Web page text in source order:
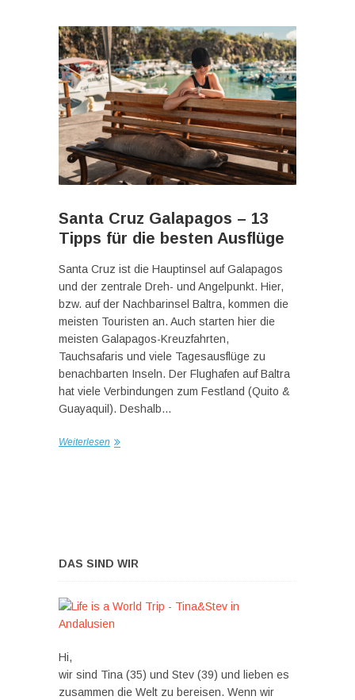
Santa Cruz Galapagos – 13
Tipps für die besten Ausflüge
Santa Cruz ist die Hauptinsel auf Galapagos
und der zentrale Dreh- und Angelpunkt. Hier,
bzw. auf der Nachbarinsel Baltra, kommen die
meisten Touristen an. Auch starten hier die
meisten Galapagos-Kreuzfahrten,
Tauchsafaris und viele Tagesausflüge zu
benachbarten Inseln. Der Flughafen auf Baltra
hat viele Verbindungen zum Festland (Quito &
Guayaquil). Deshalb…
Weiterlesen
DAS SIND WIR
Hi,
wir sind Tina (35) und Stev (39) und lieben es
zusammen die Welt zu bereisen. Wenn wir